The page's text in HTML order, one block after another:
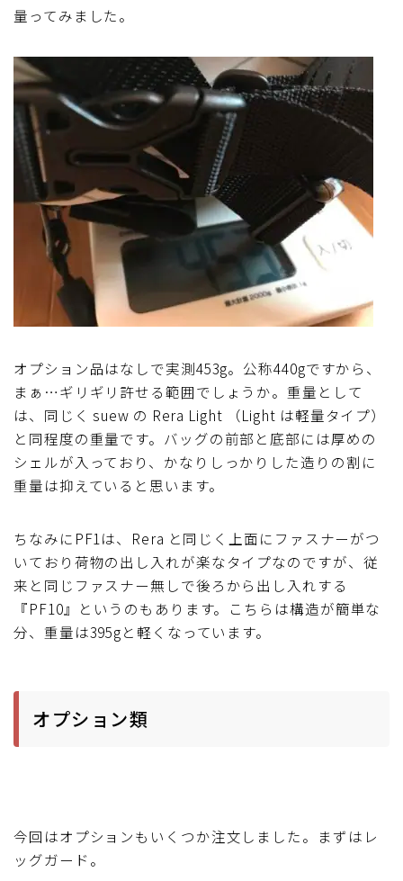
Di2関連
ブルべレポート2025
ブルべレポート2024
ブルべレポート2023
ブルベレポート2022
ブルベレポート2020
ブルベレポート2019
ブルベレポート2018
ブルベレポート2017
ブルベレポート2016
ブルべレポート2015
量ってみました。
オプション品はなしで実測453g。公称440gですから、
まぁ…ギリギリ許せる範囲でしょうか。重量として
は、同じく suew の Rera Light （Light は軽量タイプ）
と同程度の重量です。バッグの前部と底部には厚めの
シェルが入っており、かなりしっかりした造りの割に
重量は抑えていると思います。
ちなみにPF1は、Rera と同じく上面にファスナーがつ
いており荷物の出し入れが楽なタイプなのですが、従
来と同じファスナー無しで後ろから出し入れする
『PF10』というのもあります。こちらは構造が簡単な
分、重量は395gと軽くなっています。
オプション類
今回はオプションもいくつか注文しました。まずはレ
ッグガード。